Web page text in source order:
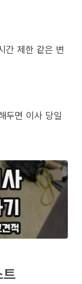
간 제한 같은 변
두면 이사 당일